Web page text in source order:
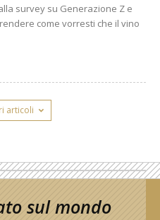
survey su Generazione Z e
come vorresti che il vino
articoli
sul mondo